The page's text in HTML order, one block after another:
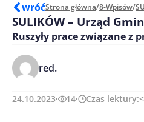
wróćStrona główna/8-Wpisów/
SULIKÓW – Urząd
Ruszyły prace związane z
red.
24.10.2023 14 Czas lektury: